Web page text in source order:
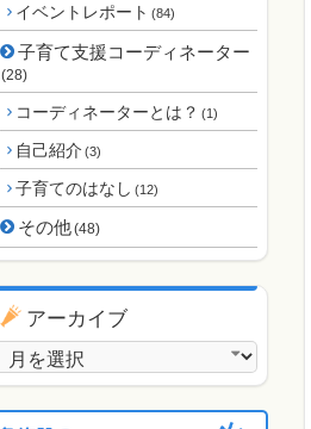
イベントレポート (84)
子育て支援コーディネーター
(28)
コーディネーターとは？ (1)
自己紹介 (3)
子育てのはなし (12)
その他(48)
アーカイブ
アーカイブ